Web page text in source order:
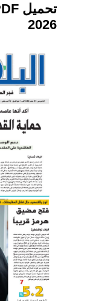
2026